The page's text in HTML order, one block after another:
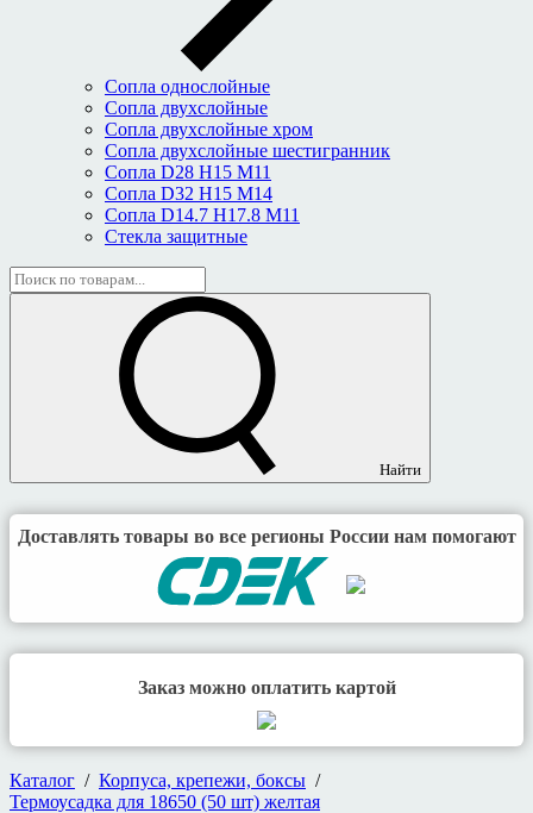
Сопла однослойные
Сопла двухслойные
Сопла двухслойные хром
Сопла двухслойные шестигранник
Сопла D28 H15 M11
Сопла D32 H15 M14
Сопла D14.7 H17.8 M11
Стекла защитные
Найти
Доставлять товары во все регионы России нам помогают
Заказ можно оплатить картой
Каталог / Корпуса, крепежи, боксы /
Термоусадка для 18650 (50 шт) желтая